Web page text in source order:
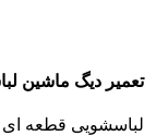
تعمیر دیگ ماشین
لباسشویی قطعه